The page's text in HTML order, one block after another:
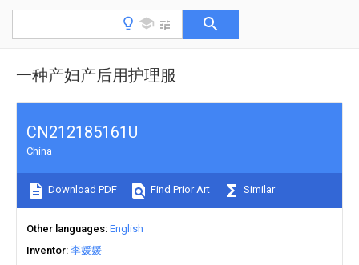
一种产妇产后用护理服
CN212185161U
China
Download PDF Find Prior Art Similar
Other languages English
Inventor 李媛媛